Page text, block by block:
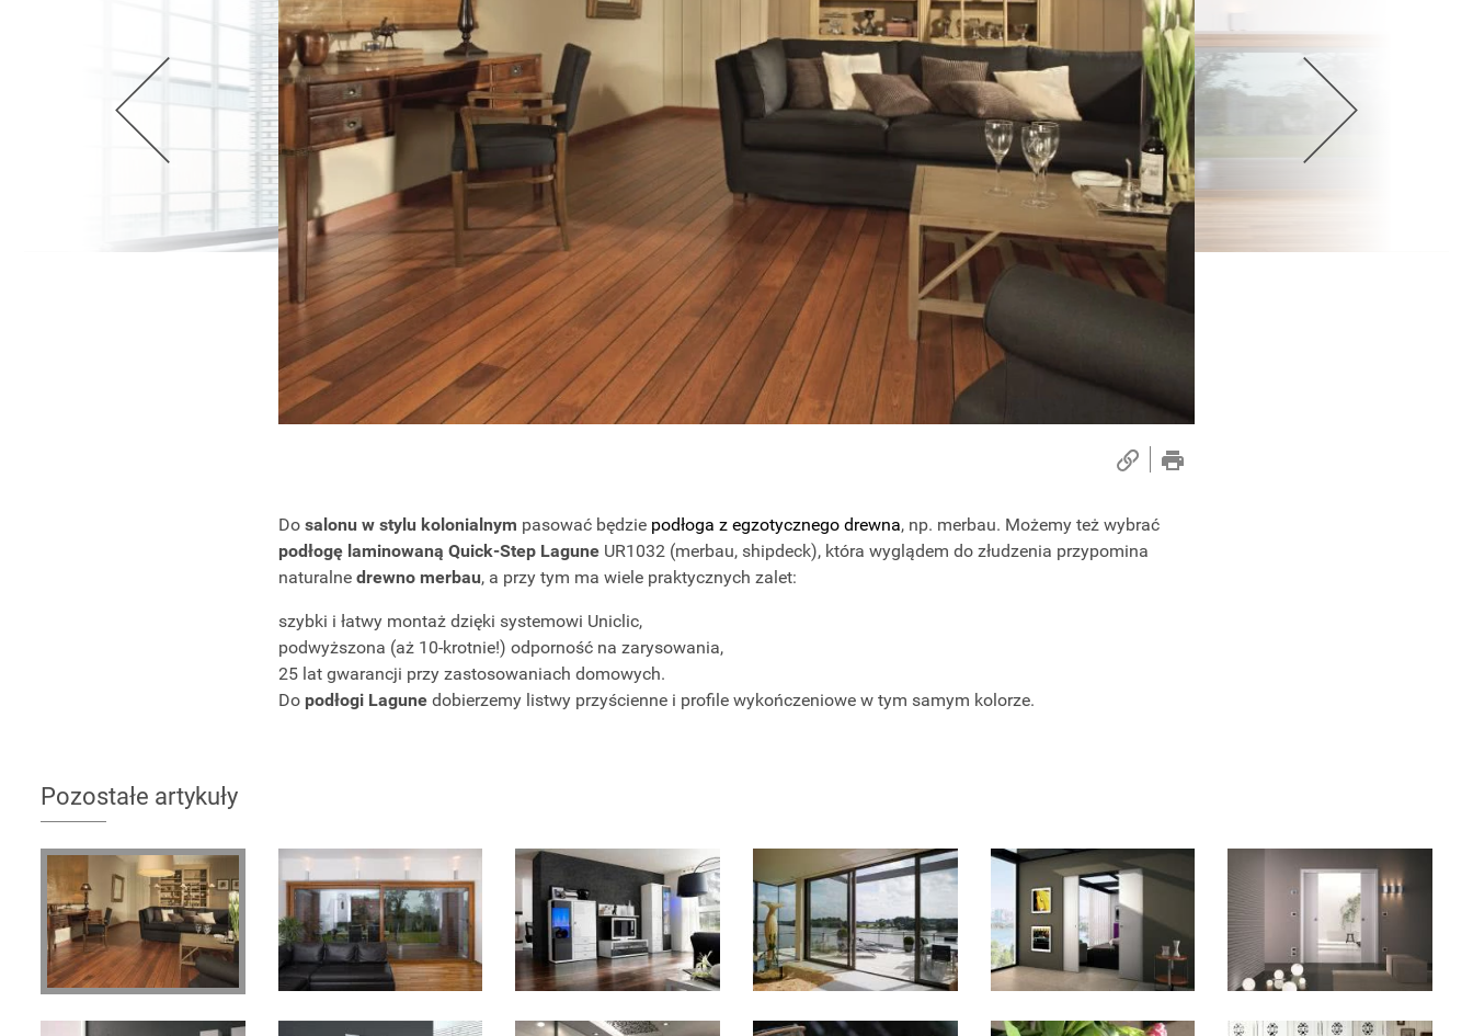
Wellnes
DIY
Do salonu w stylu kolonialnym pasować będzie podłoga z egzotycznego drewna, np. merbau. Możemy też wybrać
podłogę laminowaną Quick-Step LaguneUR1032 (merbau, shipdeck), która wyglądem do złudzenia przypomina
naturalne drewno merbau, a przy tym ma wiele praktycznych zalet:
szybki i łatwy montaż dzięki systemowi Uniclic,
podwyższona (aż 10-krotnie!) odporność na zarysowania,
25 lat gwarancji przy zastosowaniach domowych.
Do podłogi Lagunedobierzemy listwy przyścienne i profile wykończeniowe w tym samym kolorze.
Pozostałe artykuły